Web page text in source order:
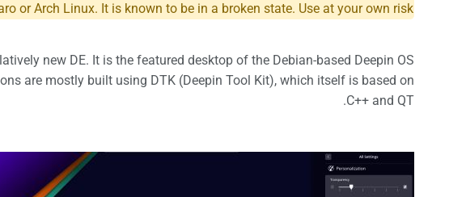
Permanent link
or Arch Linux. It is known to be in a broken state. Use at your own risk!
new DE. It is the featured desktop of the Debian-based Deepin OS.
are mostly built using DTK (Deepin Tool Kit), which itself is based on
C++ and QT.